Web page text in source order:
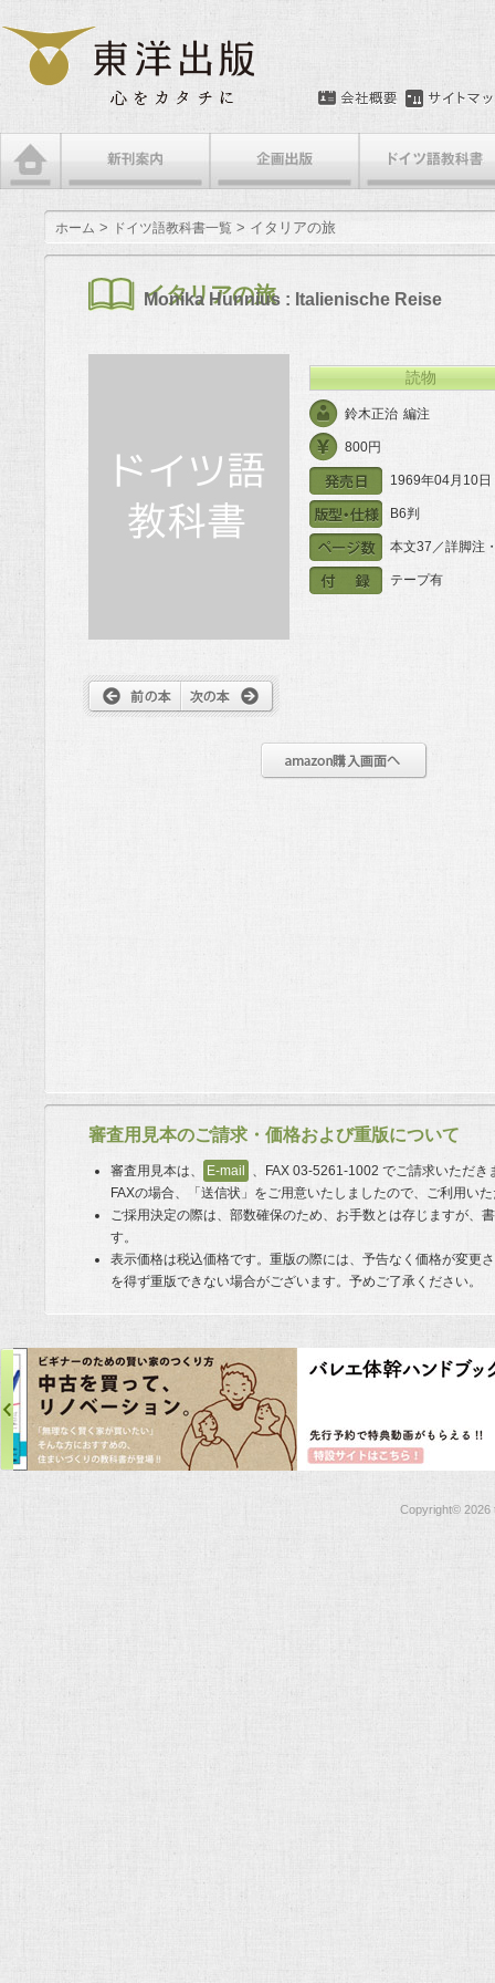
メインメニュー
メインコンテンツへ移動
サブコンテンツへ移動
ホーム > ドイツ語教科書一覧 > イタリアの旅
イタリアの旅
読物
Monika Hunnius : Italienische Reise
800円
鈴木正治 編注
1969年04月10日
B6判
本文37／詳脚注
テープ有
審査用見本のご請求・価格および重版について
審査用見本は、 E-mail
、FAX 03-5261-1002 でご請求いただき
FAXの場合、「送信状」をご用意いたしましたので、ご利用い
ご採用決定の際は、部数確保のため、お手数とは存じますが、
す。
表示価格は税込価格です。重版の際には、予告なく価格が変更
を得ず重版できない場合がございます。予めご了承ください。
Copyright© 2026